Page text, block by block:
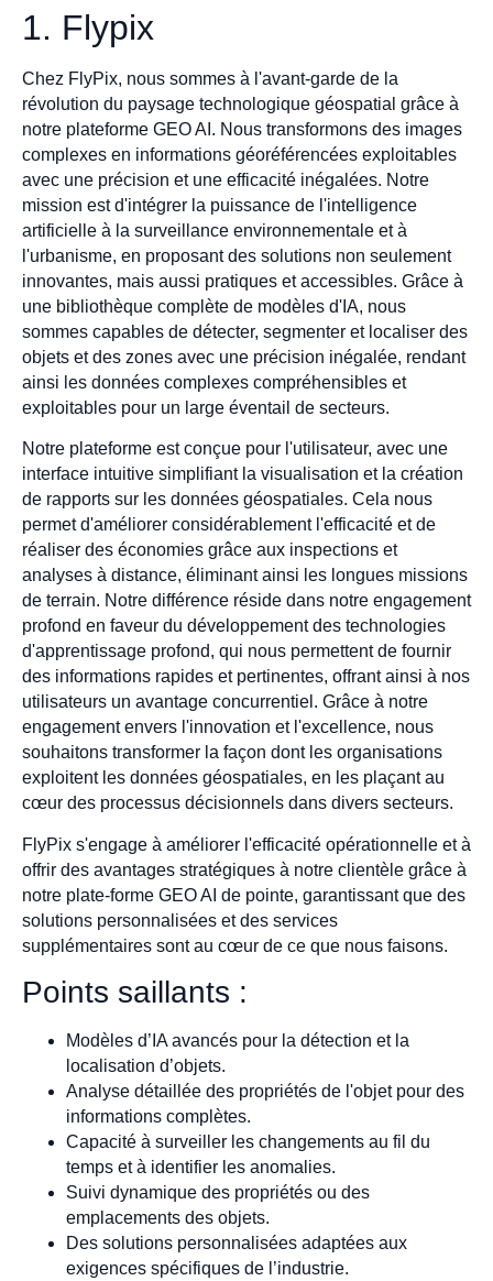
1. Flypix
Chez FlyPix, nous sommes à l'avant-garde de la
révolution du paysage technologique géospatial grâce à
notre plateforme GEO AI. Nous transformons des images
complexes en informations géoréférencées exploitables
avec une précision et une efficacité inégalées. Notre
mission est d'intégrer la puissance de l'intelligence
artificielle à la surveillance environnementale et à
l'urbanisme, en proposant des solutions non seulement
innovantes, mais aussi pratiques et accessibles. Grâce à
une bibliothèque complète de modèles d'IA, nous
sommes capables de détecter, segmenter et localiser des
objets et des zones avec une précision inégalée, rendant
ainsi les données complexes compréhensibles et
exploitables pour un large éventail de secteurs.
Notre plateforme est conçue pour l'utilisateur, avec une
interface intuitive simplifiant la visualisation et la création
de rapports sur les données géospatiales. Cela nous
permet d'améliorer considérablement l'efficacité et de
réaliser des économies grâce aux inspections et
analyses à distance, éliminant ainsi les longues missions
de terrain. Notre différence réside dans notre engagement
profond en faveur du développement des technologies
d'apprentissage profond, qui nous permettent de fournir
des informations rapides et pertinentes, offrant ainsi à nos
utilisateurs un avantage concurrentiel. Grâce à notre
engagement envers l'innovation et l'excellence, nous
souhaitons transformer la façon dont les organisations
exploitent les données géospatiales, en les plaçant au
cœur des processus décisionnels dans divers secteurs.
FlyPix s'engage à améliorer l'efficacité opérationnelle et à
offrir des avantages stratégiques à notre clientèle grâce à
notre plate-forme GEO AI de pointe, garantissant que des
solutions personnalisées et des services
supplémentaires sont au cœur de ce que nous faisons.
Points saillants :
Modèles d’IA avancés pour la détection et la
localisation d’objets.
Analyse détaillée des propriétés de l'objet pour des
informations complètes.
Capacité à surveiller les changements au fil du
temps et à identifier les anomalies.
Suivi dynamique des propriétés ou des
emplacements des objets.
Des solutions personnalisées adaptées aux
exigences spécifiques de l’industrie.